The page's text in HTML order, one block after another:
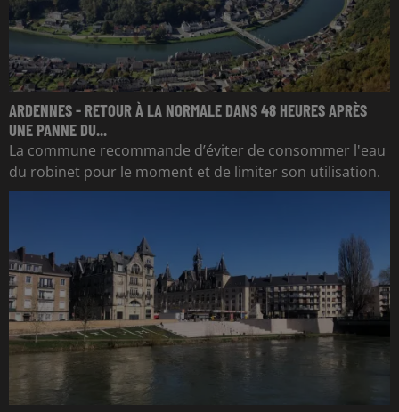
ARDENNES - RETOUR À LA NORMALE DANS 48 HEURES APRÈS
UNE PANNE DU...
La commune recommande d’éviter de consommer l'eau
du robinet pour le moment et de limiter son utilisation.